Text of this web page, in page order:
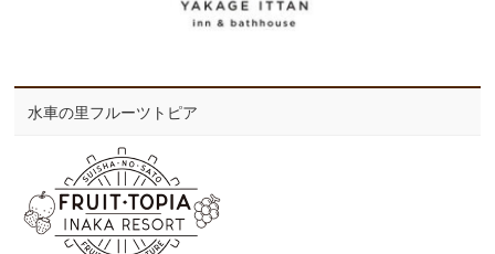
水車の里フルーツトピア